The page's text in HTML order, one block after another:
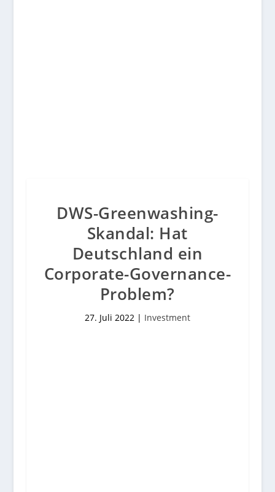
DWS-Greenwashing-
Skandal: Hat
Deutschland ein
Corporate-Governance-
Problem?
27. Juli 2022| Investment